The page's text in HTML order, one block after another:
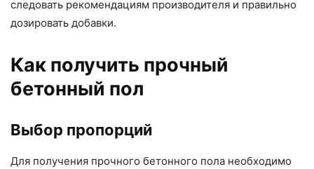
следовать рекомендациям производителя и правильно
дозировать добавки.
Как получить прочный
бетонный пол
Выбор пропорций
Для получения прочного бетонного пола необходимо